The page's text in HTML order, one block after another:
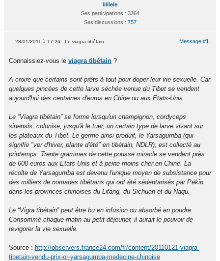
lililele
Ses participations : 3364
Ses discussions : 757
Message #1
28/01/2011 à 17:26 - Le viagra tibétain
Connaissiez-vous le viagra tibétain ?
A croire que certains sont prêts à tout pour doper leur vie sexuelle. Car
quelques pincées de cette larve séchée venue du Tibet se vendent
aujourd'hui des centaines d'euros en Chine ou aux Etats-Unis.
Le “Viagra tibétain” se forme lorsqu'un champignon, cordyceps
sinensis, colonise, jusqu'à le tuer, un certain type de larve vivant sur
les plateaux du Tibet. Le germe ainsi produit, le Yarsagumba (qui
signifie "ver d'hiver, plante d'été" en tibétain, NDLR), est collecté au
printemps. Trente grammes de cette pousse miracle se vendent près
de 600 euros aux Etats-Unis et à peine moins cher en Chine. La
récolte de Yarsagumba est devenu l'unique moyen de subsistance pour
des milliers de nomades tibétains qui ont été sédentarisés par Pékin
dans les provinces chinoises du Litang, du Sichuan et du Naqu.
Le “Vigra tibétain” peut être bu en infusion ou absorbé en poudre.
Consommé chaque matin au petit-déjeuner, il aurait le pouvoir de
revigorer la vie sexuelle.
Source : http://observers.france24.com/fr/content/20110121-viagra-
tibetain-vendu-prix-or-yarsagumba-medecine-chinoise